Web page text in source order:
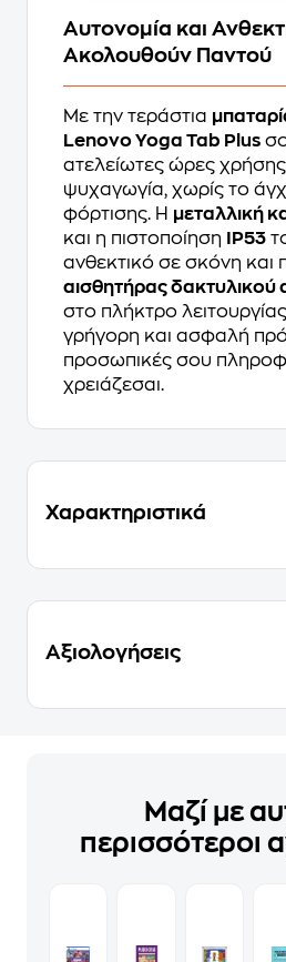
Αυτονομία και
Ακολουθούν Παντού
Με την τεράστια
Lenovo Yoga Tab Plus
ατελείωτες ώρες χρήσης
ψυχαγωγία, χωρίς το
φόρτισης. Η μεταλλική
και η πιστοποίηση
IP53
ανθεκτικό σε σκόνη και
αισθητήρας
στο πλήκτρο
γρήγορη και ασφαλή
προσωπικές σου
χρειάζεσαι.
Χαρακτηριστικά
Αξιολογήσεις
Μαζί με
περισσότεροι